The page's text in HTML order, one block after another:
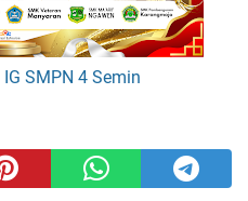
IG SMPN 4 Semin